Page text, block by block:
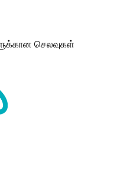
செலவுகள்